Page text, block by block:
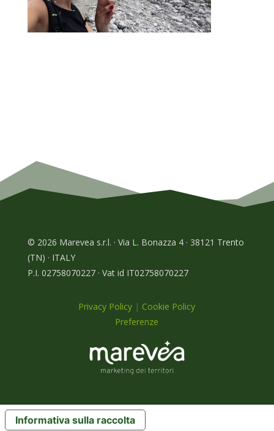
© 2026 Marevea s.r.l. · Via L. Bonazza 4 · 38121 Trento
(TN) · ITALY
P.I. 02758070227 · Vat id IT02758070227
Privacy Policy | Cookie Policy
Preferenze
Informativa sulla raccolta